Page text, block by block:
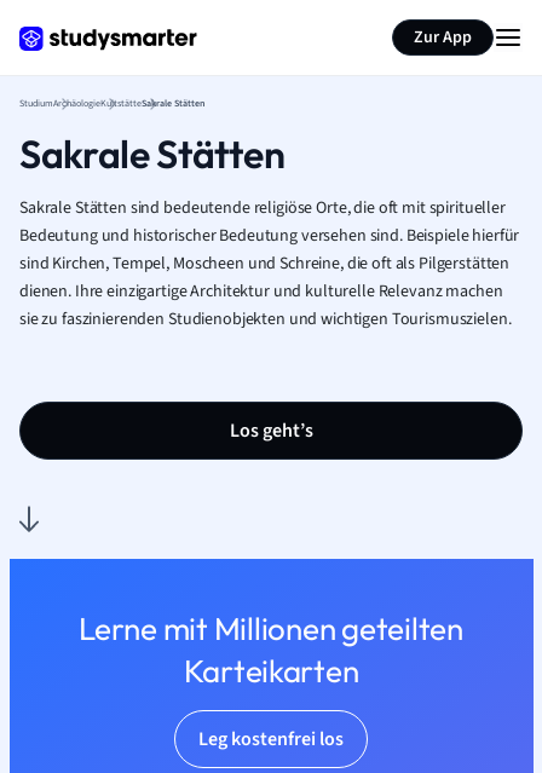
Zur App
StudiumArchäologieKultstätteSakrale Stätten
Sakrale Stätten
Sakrale Stätten sind bedeutende religiöse Orte, die oft mit spiritueller
Bedeutung und historischer Bedeutung versehen sind. Beispiele hierfür
sind Kirchen, Tempel, Moscheen und Schreine, die oft als Pilgerstätten
dienen. Ihre einzigartige Architektur und kulturelle Relevanz machen
sie zu faszinierenden Studienobjekten und wichtigen Tourismuszielen.
Los geht’s
Lerne mit Millionen geteilten
Karteikarten
Leg kostenfrei los